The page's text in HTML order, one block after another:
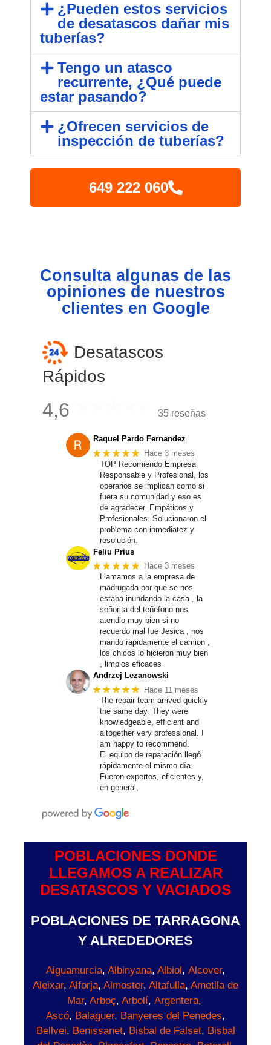
¿Pueden estos servicios
de desatascos dañar mis
tuberías?
Tengo un atasco
recurrente, ¿Qué puede
estar pasando?
¿Ofrecen servicios de
inspección de tuberías?
649 222 060
Consulta algunas de las
opiniones de nuestros
clientes en Google
Desatascos
Rápidos
4,6 35 reseñas
Raquel Pardo Fernandez
★★★★★ Hace 3 meses
TOP Recomiendo Empresa
Responsable y Profesional, los
operarios se implican como si
fuera su comunidad y eso es
de agradecer. Empáticos y
Profesionales. Solucionaron el
problema con inmediatez y
resolución.
Feliu Prius
★★★★★ Hace 3 meses
Llamamos a la empresa de
madrugada por que se nos
estaba inundando la casa , la
señorita del teñefono nos
atendio muy bien si no
recuerdo mal fue Jesica , nos
mando rapidamente el camion ,
los chicos lo hicieron muy bien
, limpios eficaces
Andrzej Lezanowski
★★★★★ Hace 11 meses
The repair team arrived quickly
the same day. They were
knowledgeable, efficient and
altogether very professional. I
am happy to recommend.
El equipo de reparación llegó
rápidamente el mismo día.
Fueron expertos, eficientes y,
en general,
POBLACIONES DONDE
LLEGAMOS A REALIZAR
DESATASCOS Y VACIADOS
POBLACIONES DE TARRAGONA
Y ALREDEDORES
Aiguamurcia, Albinyana, Albiol, Alcover,
Aleixar, Alforja, Almoster, Altafulla, Ametlla de
Mar, Arboç, Arbolí, Argentera,
Ascó, Balaguer, Banyeres del Penedes,
Bellvei, Benissanet, Bisbal de Falset, Bisbal